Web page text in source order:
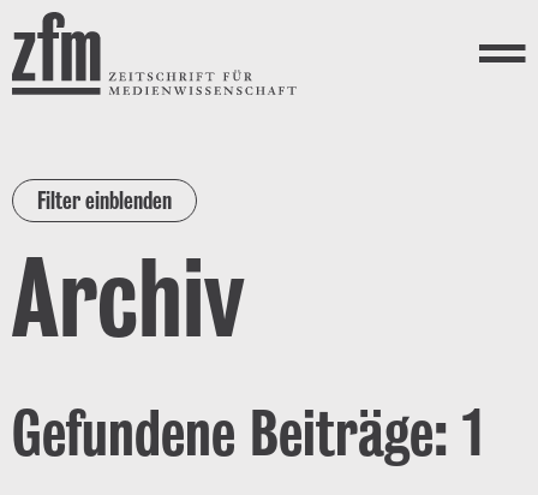
Direkt zum Inhalt
ZEITSCHRIFT FÜR
MEDIENWISSENSCHAFT
Menü
Filter einblenden
Archiv
Gefundene Beiträge: 1